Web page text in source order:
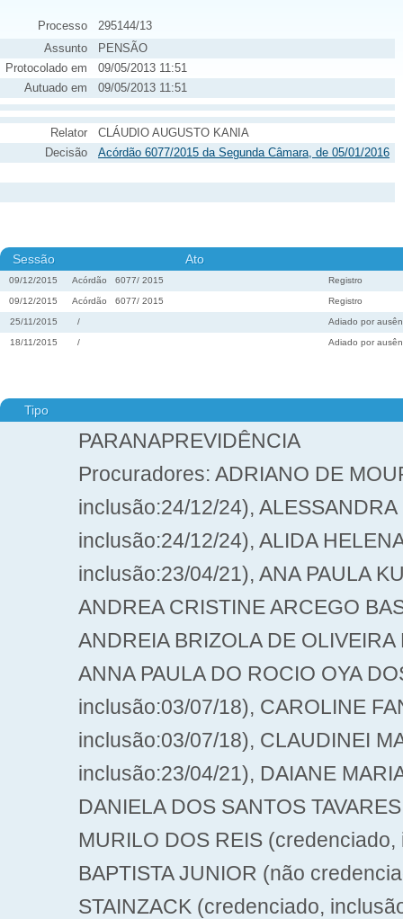
Processo
295144/13
Assunto
PENSÃO
Protocolado em
09/05/2013 11:51
Autuado em
09/05/2013 11:51
Relator
CLÁUDIO AUGUSTO KANIA
Decisão
Acórdão 6077/2015 da Segunda Câmara, de 05/01/2016
Sessão Ato
09/12/2015 Acórdão 6077/ 2015 Registro
09/12/2015 Acórdão 6077/ 2015 Registro
25/11/2015 / Adiado por
18/11/2015 / Adiado por
Tipo
PARANAPREVIDÊNCIA
Procuradores: ADRIANO DE
inclusão:24/12/24),
inclusão:24/12/24), ALIDA
inclusão:23/04/21), ANA PAULA
ANDREA CRISTINE ARCEGO
ANDREIA BRIZOLA DE
ANNA PAULA DO ROCIO OYA
inclusão:03/07/18), CAROLINE
inclusão:03/07/18), CLAUDINEI
inclusão:23/04/21), DAIANE
DANIELA DOS SANTOS
MURILO DOS REIS
BAPTISTA JUNIOR (não
STAINZACK (credenciado,